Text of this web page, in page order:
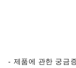
- 제품에 관한 궁금